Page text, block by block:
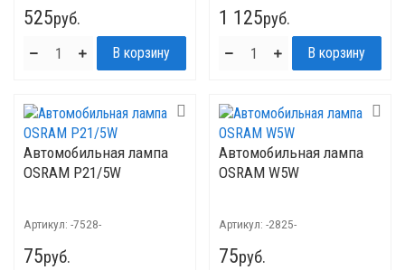
525руб. 1 125руб.
Автомобильная лампа
OSRAM P21/5W
Артикул: -7528-
75руб.
Автомобильная лампа
OSRAM W5W
Артикул: -2825-
75руб.